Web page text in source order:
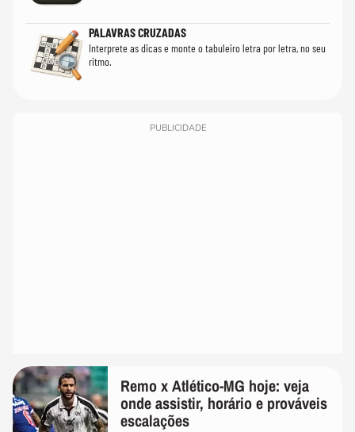
PALAVRAS CRUZADAS
Interprete as dicas e monte o tabuleiro letra por letra, no seu
ritmo.
PUBLICIDADE
Remo x Atlético-MG hoje: veja
onde assistir, horário e prováveis
escalações